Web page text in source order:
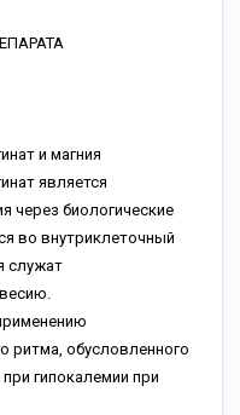
и магния
является
через биологические
во внутриклеточный
служат
ритма, обусловленного
гипокалемии при